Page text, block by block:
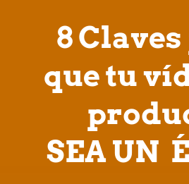
8
que tu
SEA UN